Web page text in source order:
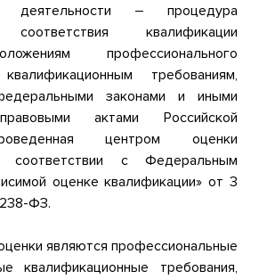
деятельности – процедура
соответствия квалификации
профессионального
требованиям,
законами и иными
актами Российской
центром оценки
соответствии с Федеральным
оценке квалификации» от 3
ФЗ.
являются профессиональные
квалификационные требования,